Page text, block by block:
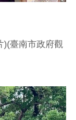
)(臺南市政府觀